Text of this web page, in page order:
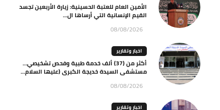
الأمين العام للعتبة الحسينية: زيارة الأربعين تجسد
القيم الإنسانية التي أرساها ال...
08/08/2026
اخبار وتقارير
أكثر من (37) ألف خدمة طبية وفحص تشخيصي…
مستشفى السيدة خديجة الكبرى (عليها السلام...
08/08/2026
اخبار وتقارير